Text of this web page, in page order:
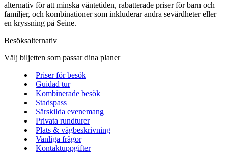
alternativ för att minska väntetiden, rabatterade priser för barn och
familjer, och kombinationer som inkluderar andra sevärdheter eller
en kryssning på Seine.
Besöksalternativ
Välj biljetten som passar dina planer
Priser för besök
Guidad tur
Kombinerade besök
Stadspass
Särskilda evenemang
Privata rundturer
Plats & vägbeskrivning
Vanliga frågor
Kontaktuppgifter